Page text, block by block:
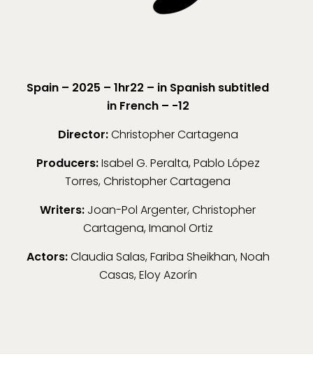
Spain – 2025 – 1hr22 – in Spanish subtitled
in French – -12
Director:Christopher Cartagena
Producers:Isabel G. Peralta, Pablo López
Torres, Christopher Cartagena
Writers: Joan-Pol Argenter, Christopher
Cartagena, Imanol Ortiz
Actors:Claudia Salas, Fariba Sheikhan, Noah
Casas, Eloy Azorín